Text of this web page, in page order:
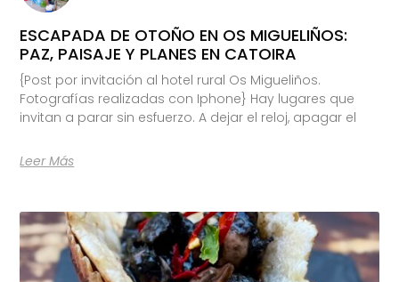
ESCAPADA DE OTOÑO EN OS MIGUELIÑOS:
PAZ, PAISAJE Y PLANES EN CATOIRA
{Post por invitación al hotel rural Os Migueliños.
Fotografías realizadas con Iphone} Hay lugares que
invitan a parar sin esfuerzo. A dejar el reloj, apagar el
Leer Más